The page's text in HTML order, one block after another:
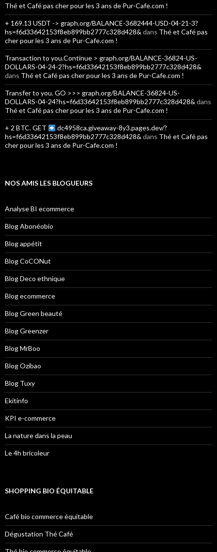
Thé et Café pas cher pour les 3 ans de Pur-Cafe.com !
+ 169.13 USDT -> graph.org/BALANCE-3682444-USD-04-21-3?
hs=f6d33642153f8eb899bb2777c328d428& dans Thé et Café pas
cher pour les 3 ans de Pur-Cafe.com !
Transaction to you.Continue > graph.org/BALANCE-36824-US-
DOLLARS-04-24-2?hs=f6d33642153f8eb899bb2777c328d428&
dans Thé et Café pas cher pour les 3 ans de Pur-Cafe.com !
Transfer to you. GO >>> graph.org/BALANCE-36824-US-
DOLLARS-04-24?hs=f6d33642153f8eb899bb2777c328d428& dans
Thé et Café pas cher pour les 3 ans de Pur-Cafe.com !
+ 2 BTC. GET
dc4958ca.giveaway-8y3.pages.dev/?
hs=f6d33642153f8eb899bb2777c328d428& dans Thé et Café pas
cher pour les 3 ans de Pur-Cafe.com !
NOS AMIS LES BLOGUEURS
Analyse BI ecommerce
Blog Abonéobio
Blog appétit
Blog CoCONut
Blog Deco ethnique
Blog ecommerce
Blog Green beauté
Blog Greenzer
Blog MrBoo
Blog Ozibao
Blog Tuxy
Ekitinfo
KPI e-commerce
La nature dans la peau
Le 4h bricoleur
SHOPPING BIO ÉQUITABLE
Café bio commerce équitable
Dégustation Thé Café